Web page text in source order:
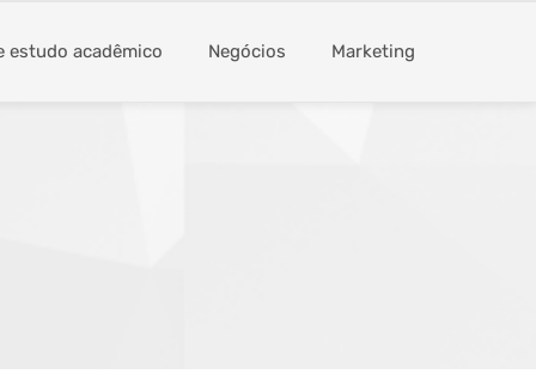
estudo acadêmico Negócios Marketing